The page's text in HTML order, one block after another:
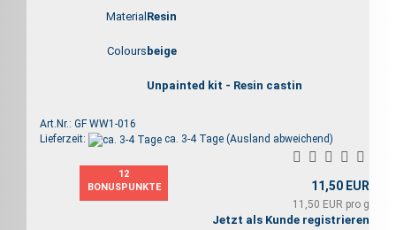
Material Resin
Colours beige
Unpainted kit - Resin castin
Art.Nr.: GF WW1-016
Lieferzeit:
ca. 3-4 Tage (Ausland abweichend)
12
BONUSPUNKTE
11,50 EUR
11,50 EUR pro g
Jetzt als Kunde registrieren